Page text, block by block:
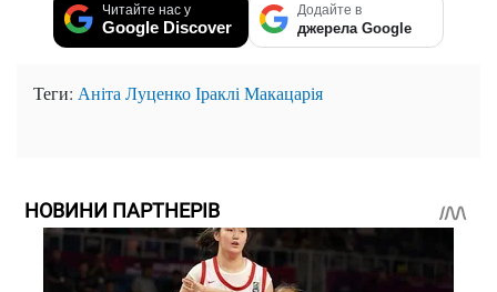
Читайте нас у
Google Discover
Додайте в
джерела Google
Теги: Аніта ЛуценкоІраклі Макацарія
НОВИНИ ПАРТНЕРІВ